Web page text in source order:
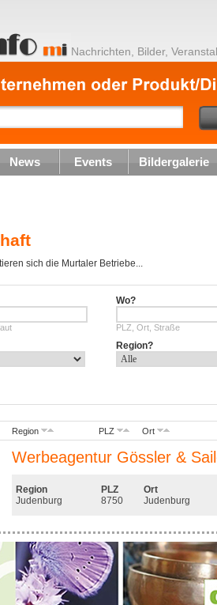
Nachrichten, Bilder,
News Events Bildergalerie
sich die Murtaler Betriebe...
Wo?
PLZ, Ort, Straße
Region?
Region PLZ Ort
Werbeagentur Gössler &
Region
Judenburg
PLZ
8750
Ort
Judenburg